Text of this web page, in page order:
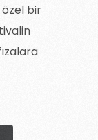
özel bir